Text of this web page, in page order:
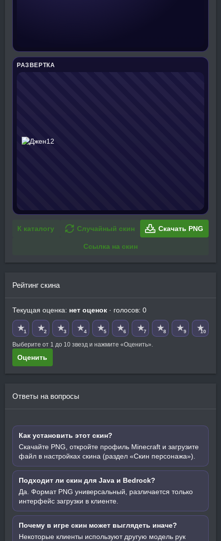
РАЗВЕРТКА
К каталогу Случайный скин Скачать PNG
Ссылка на скин
Рейтинг скина
Текущая оценка: нет оценок · голосов: 0
★1 ★2 ★3 ★4 ★5 ★6 ★7 ★8 ★9 ★10
Выберите от 1 до 10 звезд и нажмите «Оценить».
Оценить
Ответы на вопросы
Как установить этот скин?
Скачайте PNG, откройте профиль Minecraft и загрузите
файл в настройках скина (раздел «Скин персонажа»).
Подходит ли скин для Java и Bedrock?
Да. Формат PNG универсальный, различается только
интерфейс загрузки в клиенте.
Почему в игре скин может выглядеть иначе?
Некоторые клиенты используют другую модель рук